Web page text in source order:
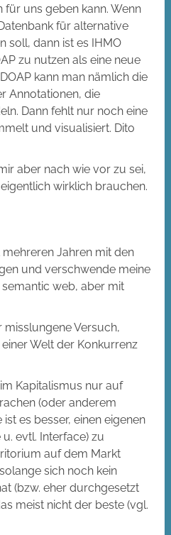
für uns geben kann. Wenn
für alternative
soll, dann ist es IHMO
zu nutzen als eine neue
kann man nämlich die
Annotationen, die
Dann fehlt nur noch eine
und visualisiert. Dito
aber nach wie vor zu sei,
wirklich brauchen.
Jahren mit den
und verschwende meine
web, aber mit
misslungene Versuch,
Welt der Konkurrenz
Kapitalismus nur auf
(oder anderem
es besser, einen eigenen
evtl. Interface) zu
auf dem Markt
sich noch kein
(bzw. eher durchgesetzt
meist nicht der beste (vgl.